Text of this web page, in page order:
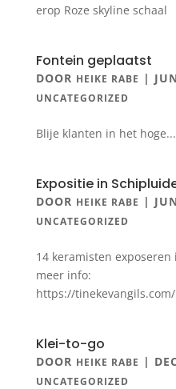
erop Roze skyline schaal
Fontein geplaatst
DOOR HEIKE RABE |
UNCATEGORIZED
Blije klanten in het hoge...
Expositie in
DOOR HEIKE RABE |
UNCATEGORIZED
14 keramisten
meer info:
https://
Klei-to-go
DOOR HEIKE RABE |
UNCATEGORIZED